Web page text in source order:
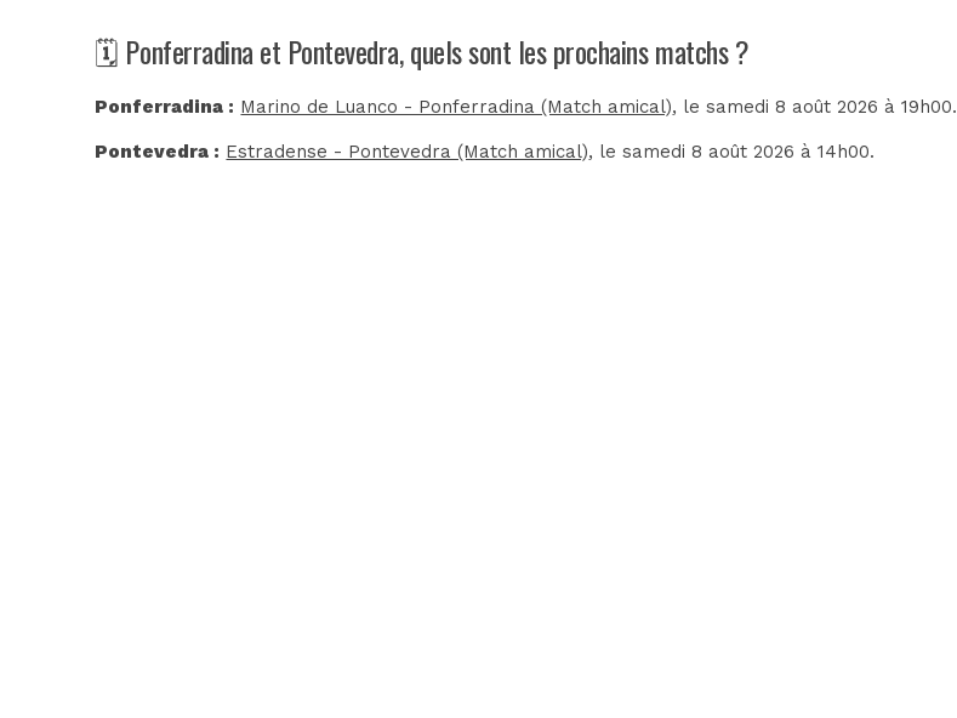
🗓️ Ponferradina et Pontevedra, quels sont les prochains matchs ?
Ponferradina : Marino de Luanco - Ponferradina (Match amical), le samedi 8 août 2026 à 19h00.
Pontevedra : Estradense - Pontevedra (Match amical), le samedi 8 août 2026 à 14h00.